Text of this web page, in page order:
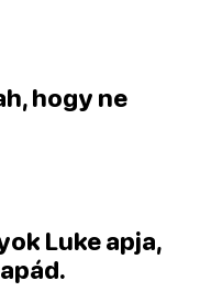
hogy ne
Luke apja,